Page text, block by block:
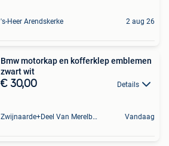
's-Heer Arendskerke 2 aug 26
Bmw motorkap en kofferklep emblemen
zwart wit
€ 30,00 Details
Zwijnaarde+Deel Van Merelbeke Vandaag